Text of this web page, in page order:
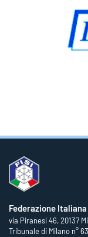
Federazione
via Piranesi 46, 20137
Tribunale di Milano n°